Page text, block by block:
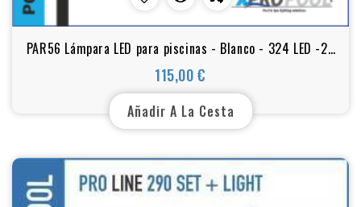
PAR56 Lámpara LED para piscinas - Blanco - 324 LED -25
vatios
115,00 €
Precio
Añadir A La Cesta